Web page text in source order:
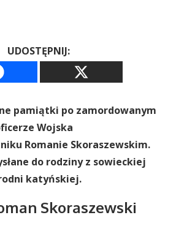
UDOSTĘPNIJ:
pamiątki po zamordowanym
Wojska
Romanie Skoraszewskim.
do rodziny z sowieckiej
katyńskiej.
Skoraszewski